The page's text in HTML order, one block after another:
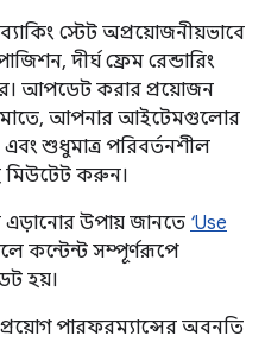
স্টেট অপ্রয়োজনীয়ভাবে
দীর্ঘ ফ্রেম রেন্ডারিং
আপডেট করার প্রয়োজন
আপনার আইটেমগুলোর
শুধুমাত্র পরিবর্তনশীল
মিউটেট করুন।
এড়ানোর উপায় জানতে ‘Use
কন্টেন্ট সম্পূর্ণরূপে
হয়।
প্রয়োগ পারফরম্যান্সের অবনতি